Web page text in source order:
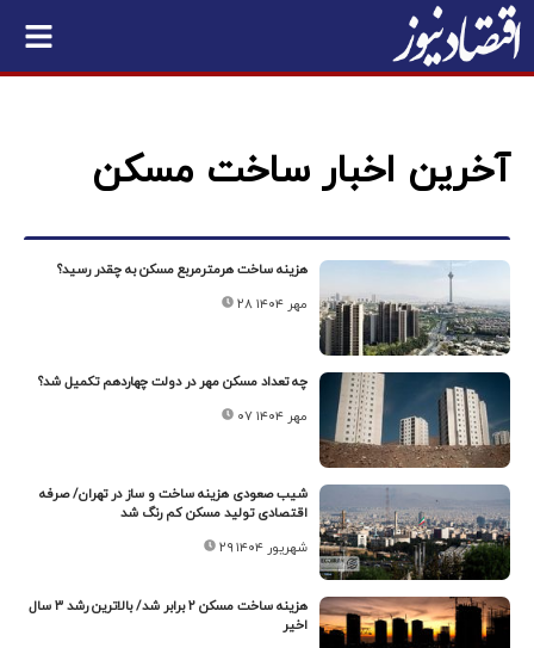
آخرین اخبار ساخت مسکن
هزینه ساخت هرمترمربع مسکن به چقدر رسید؟
۲۸ مهر ۱۴۰۴
چه تعداد مسکن مهر در دولت چهاردهم تکمیل شد؟
۰۷ مهر ۱۴۰۴
شیب صعودی هزینه ساخت و ساز در تهران/ صرفه
اقتصادی تولید مسکن کم رنگ شد
۲۹ شهریور ۱۴۰۴
هزینه ساخت مسکن ۲ برابر شد/ بالاترین رشد ۳ سال
اخیر